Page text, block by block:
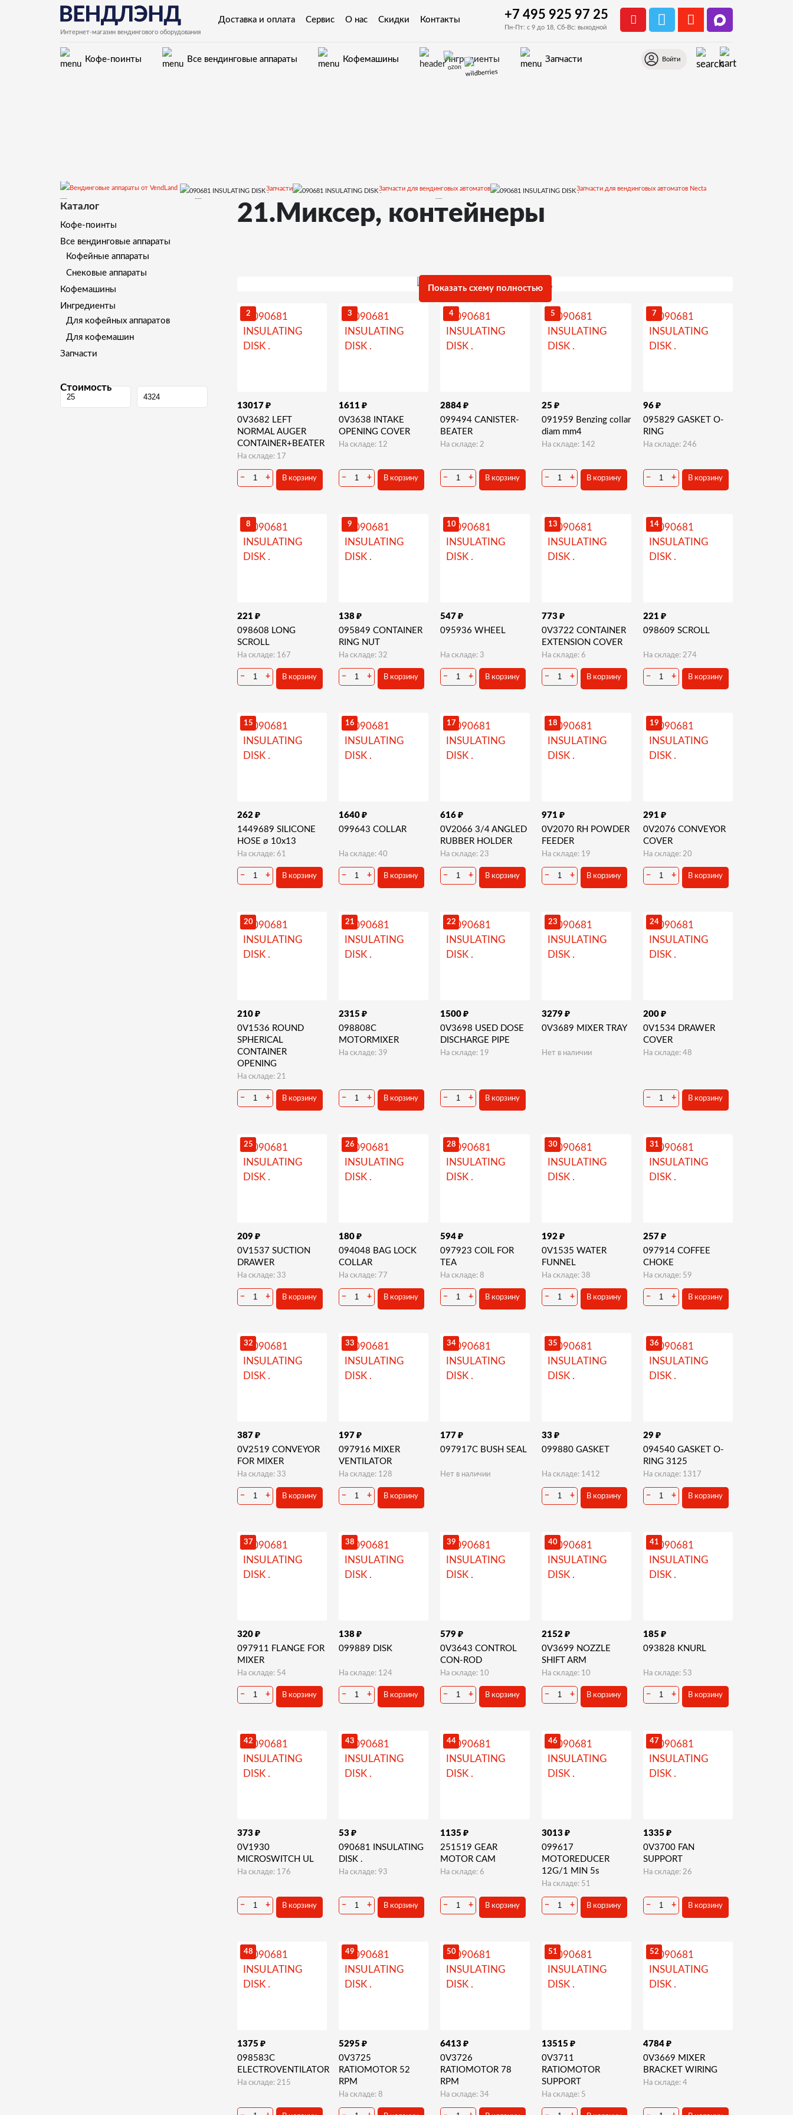
Интернет-магазин вендингового оборудования
Доставка и оплата Сервис О нас Скидки Контакты +7 495 925 97 25
Пн-Пт: с 9 до 18, Сб-Вс: выходной
Кофе-поинты Все вендинговые аппараты Кофемашины Ингредиенты Запчасти Войти
Запчасти Запчасти для вендинговых автоматов Запчасти для вендинговых автоматов Necta
Запчасти и деталировки для Necta Kikko, Kikko Max
Каталог
Кофе-поинты
Все вендинговые аппараты
Кофейные аппараты
Снековые аппараты
Кофемашины
Ингредиенты
Для кофейных аппаратов
Для кофемашин
Запчасти
Стоимость
21.Миксер, контейнеры
Показать схему полностью
2
13017 ₽
0V3682 LEFT
NORMAL AUGER
CONTAINER+BEATER
На складе: 17
− + В корзину
3
1611 ₽
0V3638 INTAKE
OPENING COVER
На складе: 12
− + В корзину
4
2884 ₽
099494 CANISTER-
BEATER
На складе: 2
− + В корзину
5
25 ₽
091959 Benzing collar
diam mm4
На складе: 142
− + В корзину
7
96 ₽
095829 GASKET O-
RING
На складе: 246
− + В корзину
8
221 ₽
098608 LONG
SCROLL
На складе: 167
− + В корзину
9
138 ₽
095849 CONTAINER
RING NUT
На складе: 32
− + В корзину
10
547 ₽
095936 WHEEL
На складе: 3
− + В корзину
13
773 ₽
0V3722 CONTAINER
EXTENSION COVER
На складе: 6
− + В корзину
14
221 ₽
098609 SCROLL
На складе: 274
− + В корзину
15
262 ₽
1449689 SILICONE
HOSE ø 10x13
На складе: 61
− + В корзину
16
1640 ₽
099643 COLLAR
На складе: 40
− + В корзину
17
616 ₽
0V2066 3/4 ANGLED
RUBBER HOLDER
На складе: 23
− + В корзину
18
971 ₽
0V2070 RH POWDER
FEEDER
На складе: 19
− + В корзину
19
291 ₽
0V2076 CONVEYOR
COVER
На складе: 20
− + В корзину
20
210 ₽
0V1536 ROUND
SPHERICAL
CONTAINER
OPENING
На складе: 21
− + В корзину
21
2315 ₽
098808C
MOTORMIXER
На складе: 39
− + В корзину
22
1500 ₽
0V3698 USED DOSE
DISCHARGE PIPE
На складе: 19
− + В корзину
23
3279 ₽
0V3689 MIXER TRAY
Нет в наличии
24
200 ₽
0V1534 DRAWER
COVER
На складе: 48
− + В корзину
25
209 ₽
0V1537 SUCTION
DRAWER
На складе: 33
− + В корзину
26
180 ₽
094048 BAG LOCK
COLLAR
На складе: 77
− + В корзину
28
594 ₽
097923 COIL FOR
TEA
На складе: 8
− + В корзину
30
192 ₽
0V1535 WATER
FUNNEL
На складе: 38
− + В корзину
31
257 ₽
097914 COFFEE
CHOKE
На складе: 59
− + В корзину
32
387 ₽
0V2519 CONVEYOR
FOR MIXER
На складе: 33
− + В корзину
33
197 ₽
097916 MIXER
VENTILATOR
На складе: 128
− + В корзину
34
177 ₽
097917C BUSH SEAL
Нет в наличии
35
33 ₽
099880 GASKET
На складе: 1412
− + В корзину
36
29 ₽
094540 GASKET O-
RING 3125
На складе: 1317
− + В корзину
37
320 ₽
097911 FLANGE FOR
MIXER
На складе: 54
− + В корзину
38
138 ₽
099889 DISK
На складе: 124
− + В корзину
39
579 ₽
0V3643 CONTROL
CON-ROD
На складе: 10
− + В корзину
40
2152 ₽
0V3699 NOZZLE
SHIFT ARM
На складе: 10
− + В корзину
41
185 ₽
093828 KNURL
На складе: 53
− + В корзину
42
373 ₽
0V1930
MICROSWITCH UL
На складе: 176
− + В корзину
43
53 ₽
090681 INSULATING
DISK .
На складе: 93
− + В корзину
44
1135 ₽
251519 GEAR
MOTOR CAM
На складе: 6
− + В корзину
46
3013 ₽
099617
MOTOREDUCER
12G/1 MIN 5s
На складе: 51
− + В корзину
47
1335 ₽
0V3700 FAN
SUPPORT
На складе: 26
− + В корзину
48
1375 ₽
098583C
ELECTROVENTILATOR
На складе: 215
49
5295 ₽
0V3725
RATIOMOTOR 52
RPM
На складе: 8
50
6413 ₽
0V3726
RATIOMOTOR 78
RPM
На складе: 34
51
13515 ₽
0V3711
RATIOMOTOR
SUPPORT
На складе: 5
52
4784 ₽
0V3669 MIXER
BRACKET WIRING
На складе: 4